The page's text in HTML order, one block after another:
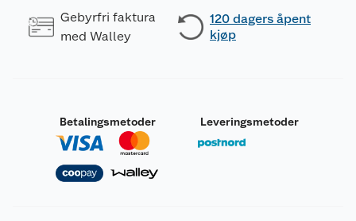
Gebyrfri faktura
med Walley
120 dagers åpent
kjøp
Betalingsmetoder Leveringsmetoder